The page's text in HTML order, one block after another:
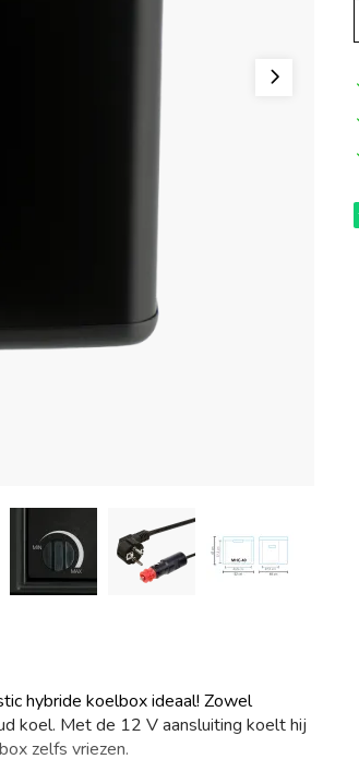
hybride koelbox ideaal! Zowel
koel. Met de 12 V aansluiting koelt hij
zelfs vriezen.